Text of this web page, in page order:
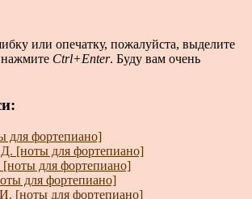
или опечатку, пожалуйста, выделите
нажмите Ctrl+Enter. Буду вам очень
для фортепиано]
[ноты для фортепиано]
для фортепиано]
для фортепиано]
[ноты для фортепиано]